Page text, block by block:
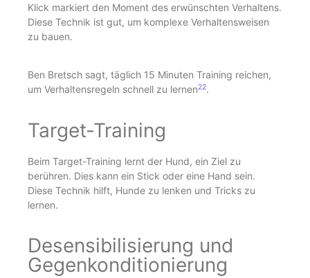
Klick markiert den Moment des erwünschten Verhaltens.
Diese Technik ist gut, um komplexe Verhaltensweisen
zu bauen.
Ben Bretsch sagt, täglich 15 Minuten Training reichen,
um Verhaltensregeln schnell zu lernen22.
Target-Training
Beim Target-Training lernt der Hund, ein Ziel zu
berühren. Dies kann ein Stick oder eine Hand sein.
Diese Technik hilft, Hunde zu lenken und Tricks zu
lernen.
Desensibilisierung und
Gegenkonditionierung